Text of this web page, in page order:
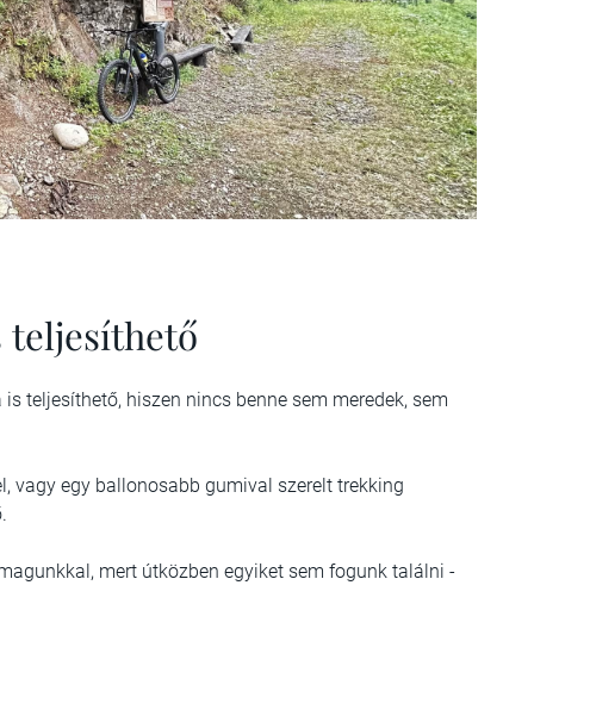
teljesíthető
teljesíthető, hiszen nincs benne sem meredek, sem
vagy egy ballonosabb gumival szerelt trekking
mert útközben egyiket sem fogunk találni -